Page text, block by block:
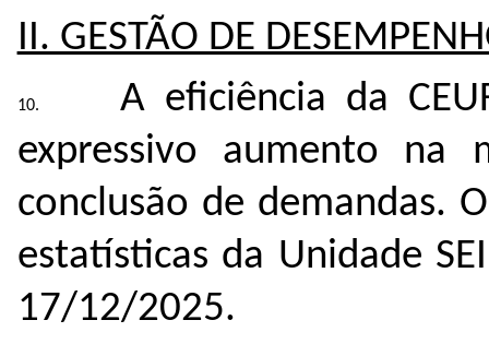
II. GESTÃO DE
A eficiência da
expressivo aumento na
conclusão de demandas.
estatísticas da Unidade
17/12/2025.